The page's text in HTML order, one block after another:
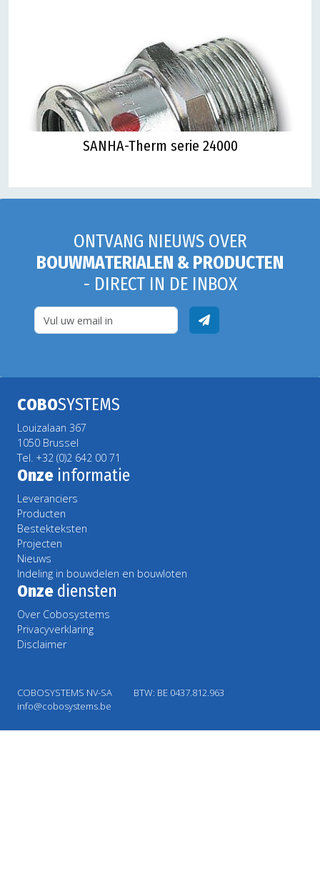
SANHA-Therm serie 24000
ONTVANG NIEUWS OVER
BOUWMATERIALEN & PRODUCTEN
- DIRECT IN DE INBOX
COBOSYSTEMS
Louizalaan 367
1050 Brussel
Tel. +32 (0)2 642 00 71
Onze informatie
Leveranciers
Producten
Bestekteksten
Projecten
Nieuws
Indeling in bouwdelen en bouwloten
Onze diensten
Over Cobosystems
Privacyverklaring
Disclaimer
COBOSYSTEMS NV-SA
BTW: BE 0437.812.963
info@cobosystems.be